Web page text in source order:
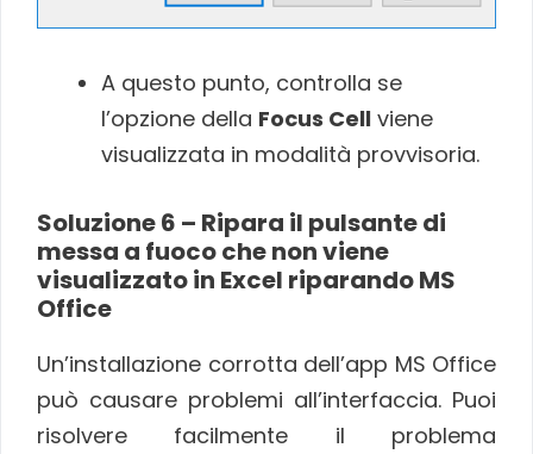
A questo punto, controlla se
l’opzione della Focus Cell viene
visualizzata in modalità provvisoria.
Soluzione 6 – Ripara il pulsante di
messa a fuoco che non viene
visualizzato in Excel riparando MS
Office
Un’installazione corrotta dell’app MS Office
può causare problemi all’interfaccia. Puoi
risolvere facilmente il problema